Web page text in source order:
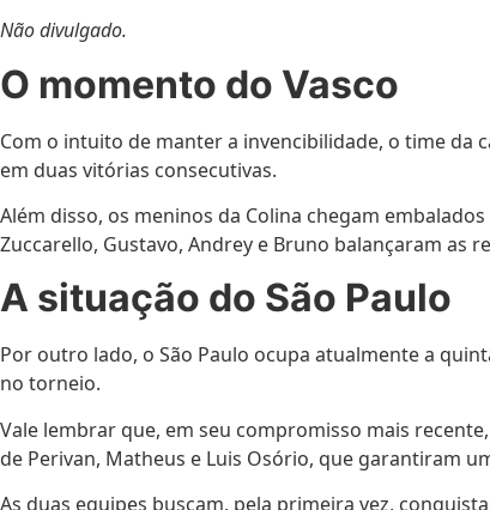
Não divulgado.
O momento do Vasco
Com o intuito de manter a invencibilidade, o time da
em duas vitórias consecutivas.
Além disso, os meninos da Colina chegam
Zuccarello, Gustavo, Andrey e Bruno balançaram as
A situação do São Paulo
Por outro lado, o São Paulo ocupa atualmente a
no torneio.
Vale lembrar que, em seu compromisso mais
de Perivan, Matheus e Luis Osório, que garantiram
As duas equipes buscam, pela primeira vez,